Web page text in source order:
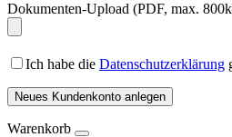
Dokumenten-Upload (PDF, max.
Ich habe die Datenschutzerklärung
Neues Kundenkonto anlegen
Warenkorb